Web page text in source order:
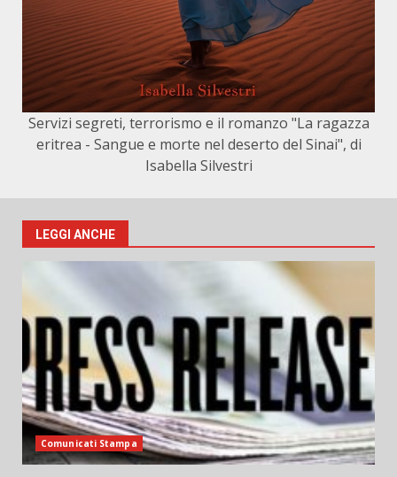
Servizi segreti, terrorismo e il romanzo "La ragazza
eritrea - Sangue e morte nel deserto del Sinai", di
Isabella Silvestri
LEGGI ANCHE
Comunicati Stampa